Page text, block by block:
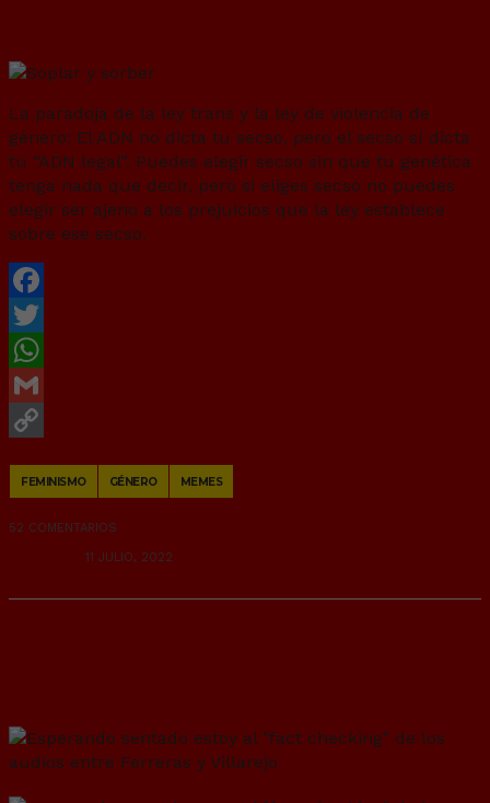
La paradoja de la ley trans y la ley de violencia de
género: El ADN no dicta tu secso, pero el secso sí dicta
tu “ADN legal”. Puedes elegir secso sin que tu genética
tenga nada que decir, pero si eliges secso no puedes
elegir ser ajeno a los prejuicios que la ley establece
sobre ese secso.
Facebook
Twitter
WhatsApp
Gmail
Link
FEMINISMO GÉNERO MEMES
52 COMENTARIOS
11 JULIO, 2022